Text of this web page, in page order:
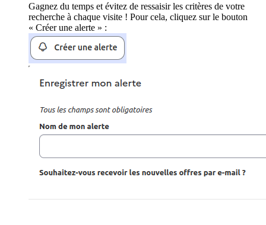
Gagnez du temps et évitez de ressaisir les critères de votre
recherche à chaque visite ! Pour cela, cliquez sur le bouton
« Créer une alerte » :